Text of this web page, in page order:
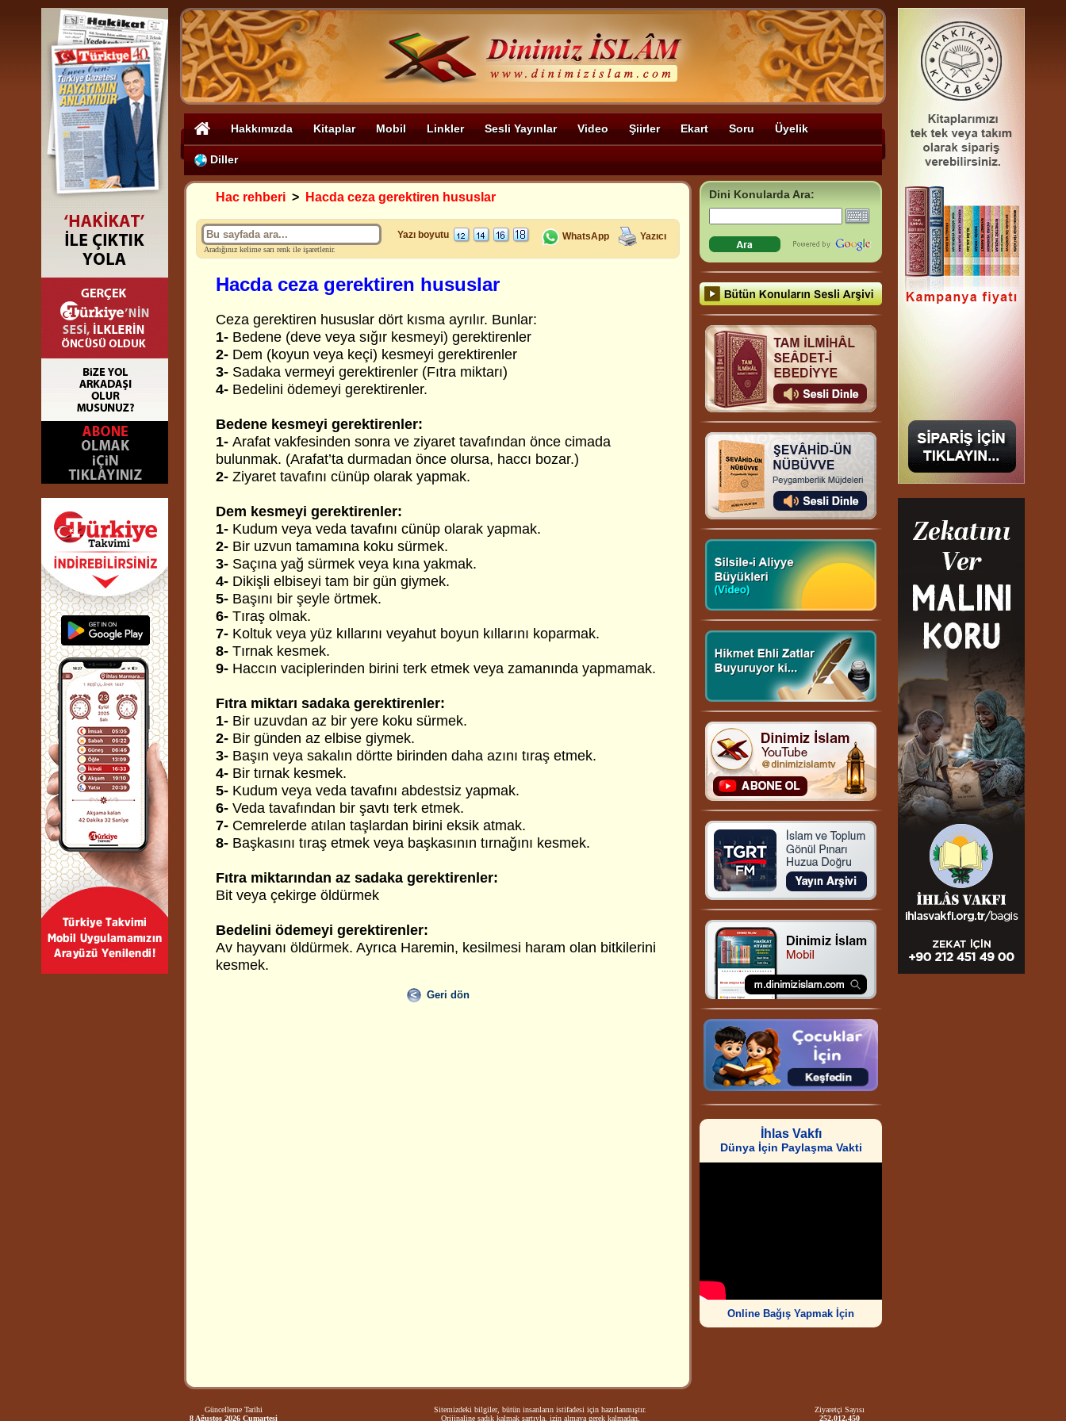
Hakkımızda Kitaplar Mobil Linkler Sesli Yayınlar Video Şiirler Ekart Soru Üyelik
Diller
Hac rehberi > Hacda ceza gerektiren hususlar
Aradığınız kelime sarı renk ile işaretlenir.
Yazı boyutu WhatsApp Yazıcı
Hacda ceza gerektiren hususlar
Ceza gerektiren hususlar dört kısma ayrılır. Bunlar:
1- Bedene (deve veya sığır kesmeyi) gerektirenler
2- Dem (koyun veya keçi) kesmeyi gerektirenler
3- Sadaka vermeyi gerektirenler (Fıtra miktarı)
4- Bedelini ödemeyi gerektirenler.
Bedene kesmeyi gerektirenler:
1- Arafat vakfesinden sonra ve ziyaret tavafından önce cimada
bulunmak. (Arafat’ta durmadan önce olursa, haccı bozar.)
2- Ziyaret tavafını cünüp olarak yapmak.
Dem kesmeyi gerektirenler:
1- Kudum veya veda tavafını cünüp olarak yapmak.
2- Bir uzvun tamamına koku sürmek.
3- Saçına yağ sürmek veya kına yakmak.
4- Dikişli elbiseyi tam bir gün giymek.
5- Başını bir şeyle örtmek.
6- Tıraş olmak.
7- Koltuk veya yüz kıllarını veyahut boyun kıllarını koparmak.
8- Tırnak kesmek.
9- Haccın vaciplerinden birini terk etmek veya zamanında yapmamak.
Fıtra miktarı sadaka gerektirenler:
1- Bir uzuvdan az bir yere koku sürmek.
2- Bir günden az elbise giymek.
3- Başın veya sakalın dörtte birinden daha azını tıraş etmek.
4- Bir tırnak kesmek.
5- Kudum veya veda tavafını abdestsiz yapmak.
6- Veda tavafından bir şavtı terk etmek.
7- Cemrelerde atılan taşlardan birini eksik atmak.
8- Başkasını tıraş etmek veya başkasının tırnağını kesmek.
Fıtra miktarından az sadaka gerektirenler:
Bit veya çekirge öldürmek
Bedelini ödemeyi gerektirenler:
Av hayvanı öldürmek. Ayrıca Haremin, kesilmesi haram olan bitkilerini
kesmek.
Geri dön
Dini Konularda Ara:
İhlas Vakfı
Dünya İçin Paylaşma Vakti
Online Bağış Yapmak İçin
Güncelleme Tarihi
8 Ağustos 2026 Cumartesi
Sitemizdeki bilgiler, bütün insanların istifadesi için hazırlanmıştır.
Orijinaline sadık kalmak şartıyla, izin almaya gerek kalmadan,
Ziyaretçi Sayısı
252.012.450